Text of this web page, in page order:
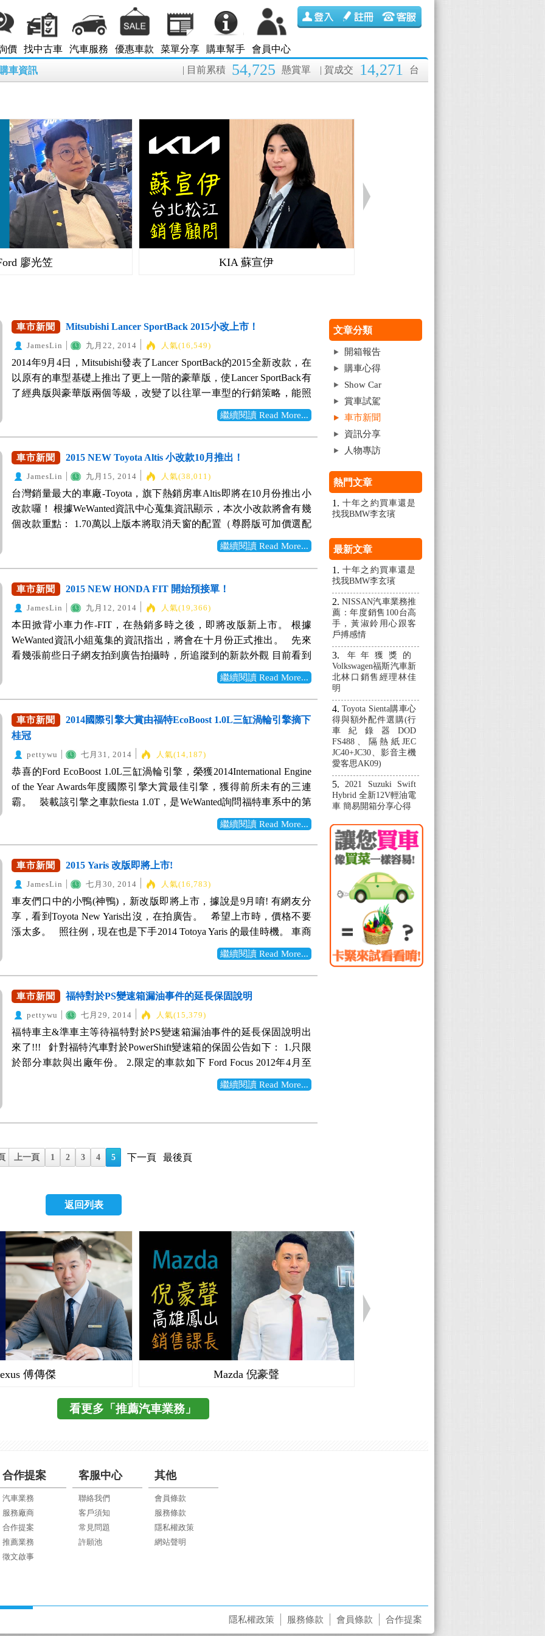
價 找中古車 汽車服務 優惠車款 菜單分享 購車幫手 會員中心
車資訊 | 賀成交 14,271 台
| 目前累積 54,725 懸賞單
廖光笠 KIA 蘇宣伊
車市新聞 Mitsubishi Lancer SportBack 2015小改上市！
JamesLin 九月22, 2014 人氣(16,549)
2014年9月4日，Mitsubishi發表了Lancer SportBack的2015全新改款，在
以原有的車型基礎上推出了更上一階的豪華版，使Lancer SportBack有
了經典版與豪華版兩個等級，改變了以往單一車型的行銷策略，能照
顧到更多愛好者。 ▲新版車款主要的變動在位於照後鏡上的鑽帶式方
向燈以及新版的16吋多幅式鋁圈，增加了安全性以及運動氣息，讓15
年式的LSB更加的動感。 ▲在大家越來越關注的油耗的同時，也從
2014年式的平均油耗14km/ltr提昇至15.7km/ltr一級標準，在享有駕車樂
趣的同時更能節能省碳、更省錢。 而在WeWanted先前的文章「汽車
安全配備齊全且價格在一百萬之內的分享資訊」一文中，Lancer
SportBack更是少數百萬以下，八十多萬的車款配備有7具安全氣囊的車
款，而高級車款的主被動安全系統如：EPS電子輔助轉向、ASC車身穩
定系統、TCL循跡防滑控制系統、ESS智慧緊急煞車警示系統、BOS煞
車優先系統、CHL安全護送照明系統等，一樣一應俱全，無怪乎
車的方便性，而車艙內也加入One Touch快倒後座功能和行李箱底板下
移，整體車艙可以依照車主需求做最彈性使用。 ▲上圖是Lancer
SportBack車型配備速見表，可以知道詳細的配件內容，而值得一提的
是，進口的Lancer SportBack與國產Lancer車系的大部分零組件是流通
的，這也意味著在現有的後勤支援上，比一般的進口車更多了維護保
方公告的售價經典版84.9萬、豪華版88.9萬，以不到89萬的價格同時擁
有超越百萬級房車的安全係數，並同時有一級節能的油耗表現，如此
高C/P值的車款，實在很難讓人不心動，如果您想要購買這樣一款物超
所值的車，請儘速至WeWanted購車詢價服務中，專業資深又優質的
Mitsubishi業代來為您服務。 >>>立即前往購車詢價！
繼續閱讀 Read More...
車市新聞 2015 NEW Toyota Altis 小改款10月推出！
JamesLin 九月15, 2014 人氣(38,011)
台灣銷量最大的車廠-Toyota，旗下熱銷房車Altis即將在10月份推出小
改款囉！ 根據WeWanted資訊中心蒐集資訊顯示，本次小改款將會有幾
個改款重點： 1.70萬以上版本將取消天窗的配置（尊爵版可加價選配
天窗） 2.豪華版新增炫魅紅車色，不再生產深鈦藍 3.豪華版增加
VSC/TRC（顯然是豐田汽車有聽到台灣車友的心聲） 4.Z版新增17吋
鋁圈，更顯運動氣息 本次小改款變動幅度不大，僅有上列幾項調整而
已，而70萬等級以下（雅緻、經典）維持不變，有意入主TOYOTA
Altis車款的消費者，特別是豪華版，可以抓緊本次機會，畢竟台灣消
費者購車需求中天窗的排名已經往後移動順位了，對於擔心日後天窗
漏水的消費者，這無非是個節省荷包的機會，而歐美車廠看重的主動
安全系統，在70萬出頭的TOYOTA車款中更屬少見，因此若是喜歡
Altis車型、不想要天窗，著重安全想擁有VSC/TRC系統的消費者，您
的機會來啦！ ▲再來看看各等級的配備價格比較表，是不是越看越覺
繼續閱讀 Read More...
車市新聞 2015 NEW HONDA FIT 開始預接單！
JamesLin 九月12, 2014 人氣(19,366)
本田掀背小車力作-FIT，在熱銷多時之後，即將改版新上市。 根據
WeWanted資訊小組蒐集的資訊指出，將會在十月份正式推出。 先來
看幾張前些日子網友拍到廣告拍攝時，所追蹤到的新款外觀 目前看到
的是藍色與鐵灰色兩種車色。 一如FIT傳統的洗煉車尾設計，新款車
尾線條顯得更加的俐落 而車頭設計更多了鍍鉻飾條，勾勒出更具現代
感、科技感的氣息。 而根據目前蒐集到的資訊，規格表如上圖（詳細
規格請以本田官方公告為準），可以看到S版的加入了網友大力推崇的
VSA車身動態穩定控制系統，這在小車的水平中是罕見的規格，也難
怪改款消息一流出，引發車友們的熱烈討論。 WeWanted將會持續追
蹤新HONDA FIT車款的資訊，請您持續追蹤鎖定WeWanted購車好幫
手，掌握最新車市新脈動。 目前台灣本田粉絲團已經公告開始預接單
了。 而有購車需求的朋友，也歡迎前往購車詢價頁面填寫懸賞單，業
務已經可以預接單囉！ =======================2014/10/02更新
======================= 最新消息，Honda官網資訊已經上線
VTi與VTi-s的實際售價皆有下修，想買FIT就來WeWanted詢價吧！
>>>立即前往購車詢價
繼續閱讀 Read More...
車市新聞
2014國際引擎大賞由福特EcoBoost 1.0L三缸渦輪引擎摘下
桂冠
pettywu 七月31, 2014 人氣(14,187)
恭喜的Ford EcoBoost 1.0L三缸渦輪引擎，榮獲2014International Engine
of the Year Awards年度國際引擎大賞最佳引擎，獲得前所未有的三連
霸。 裝載該引擎之車款fiesta 1.0T，是WeWanted詢問福特車系中的第
一名熱門車種。 只是大部分處於缺車狀態下，所以，折價較少。 如急
需購車，趕快到WeWanted使用懸賞單服務，我們會幫您詢問，讓您掌
握最新車況。
繼續閱讀 Read More...
車市新聞 2015 Yaris 改版即將上市!
JamesLin 七月30, 2014 人氣(16,783)
車友們口中的小鴨(神鴨)，新改版即將上市，據說是9月唷! 有網友分
享，看到Toyota New Yaris出沒，在拍廣告。 希望上市時，價格不要
漲太多。 照往例，現在也是下手2014 Totoya Yaris 的最佳時機。 車商
應該在全力出清，清庫存，優惠多多! 對此車款有興趣的朋友，可以
開始詢問了，業務開始接單了!! >>>立即前往購車詢價 而WeWanted汽
車資料庫也在第一時間將新款的Yaris資料都上架囉！ >>>馬上前往參
考Yaris 經典款最新汽車資訊
繼續閱讀 Read More...
車市新聞 福特對於PS變速箱漏油事件的延長保固說明
pettywu 七月29, 2014 人氣(15,379)
福特車主&準車主等待福特對於PS變速箱漏油事件的延長保固說明出
來了!!! 針對福特汽車對於PowerShift變速箱的保固公告如下： 1.只限
於部分車款與出廠年份。 2.限定的車款如下 Ford Focus 2012年4月至
2013年8月 Ford Fiesta 2011年9月至2013年8月 Ford Ecosport 2013年7月
至2013年10月 3.針對以上三款車，油封與離合器，保固從原本的三年
限里程保固。 5.上述日期為出廠年份非交車年份，行照上都會有標示
繫，主動告知延長保固的範圍與規範。 7.此次並非原廠的召回動作，
所以沒有發生問題的車輛不需刻意回廠檢修。 8.所有延長保固的車款
還是不購滿意。不過，Fore車廠願意承擔責任，提供更好服務給消費
者，值得肯定。
繼續閱讀 Read More...
上一頁 1 2 3 4 5 下一頁 最後頁
返回列表
文章分類
開箱報告
購車心得
Show Car
賞車試駕
車市新聞
資訊分享
人物專訪
熱門文章
十年之約買車還是
找我BMW李玄璸
最新文章
十年之約買車還是
找我BMW李玄璸
NISSAN汽車業務推
薦：年度銷售100台高
手，黃淑鈴用心跟客
戶搏感情
年年獲獎的
Volkswagen福斯汽車新
北林口銷售經理林佳
明
Toyota Sienta購車心
得與額外配件選購(行
車紀錄器DOD
FS488、隔熱紙JEC
JC40+JC30、影音主機
愛客思AK09)
2021 Suzuki Swift
Hybrid 全新12V輕油電
車 簡易開箱分享心得
傅傳傑 Mazda 倪豪聲
看更多「推薦汽車業務」
合作提案
汽車業務
服務廠商
合作提案
推薦業務
徵文啟事
客服中心
聯絡我們
客戶須知
常見問題
許願池
其他
會員條款
服務條款
隱私權政策
網站聲明
合作提案
會員條款
服務條款
隱私權政策